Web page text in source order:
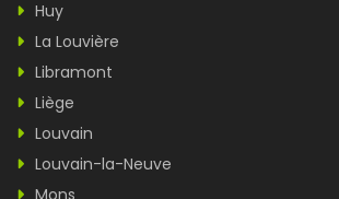
Huy
La Louvière
Libramont
Liège
Louvain
Louvain-la-Neuve